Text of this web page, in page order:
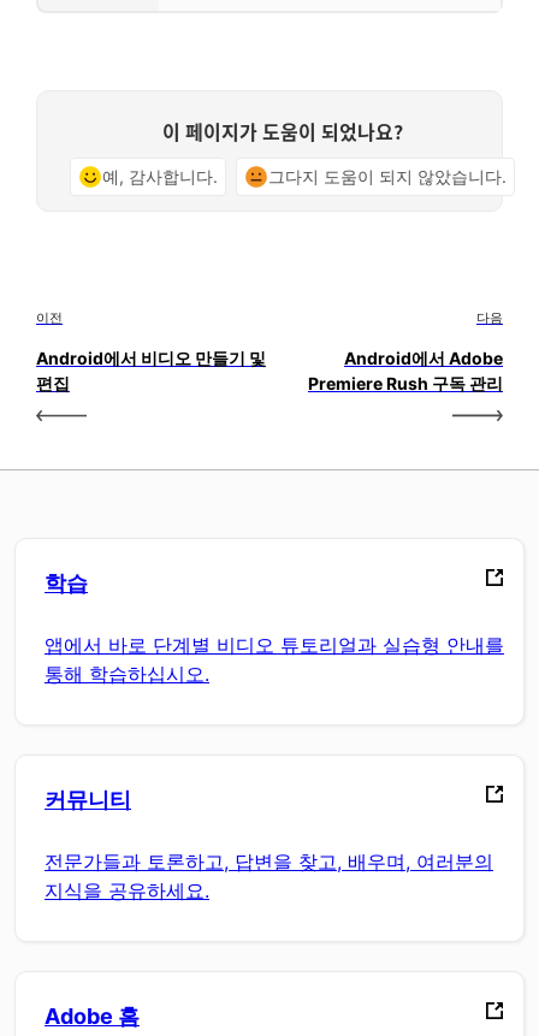
이 페이지가 도움이 되었나요?
예, 감사합니다. 그다지 도움이 되지 않았습니다.
이전
Android에서 비디오 만들기 및
편집
다음
Android에서 Adobe
Premiere Rush 구독 관리
학습
앱에서 바로 단계별 비디오 튜토리얼과 실습형 안내를
통해 학습하십시오.
커뮤니티
전문가들과 토론하고, 답변을 찾고, 배우며, 여러분의
지식을 공유하세요.
Adobe 홈